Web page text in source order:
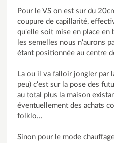
Pour le VS on est sur du
coupure de capillarité,
qu'elle soit mise en place en
les semelles nous n'aurons
étant positionnée au centre
La ou il va falloir jongler par
peu) c'est sur la pose des
au total plus la maison
éventuellement des achats
folklo...
Sinon pour le mode